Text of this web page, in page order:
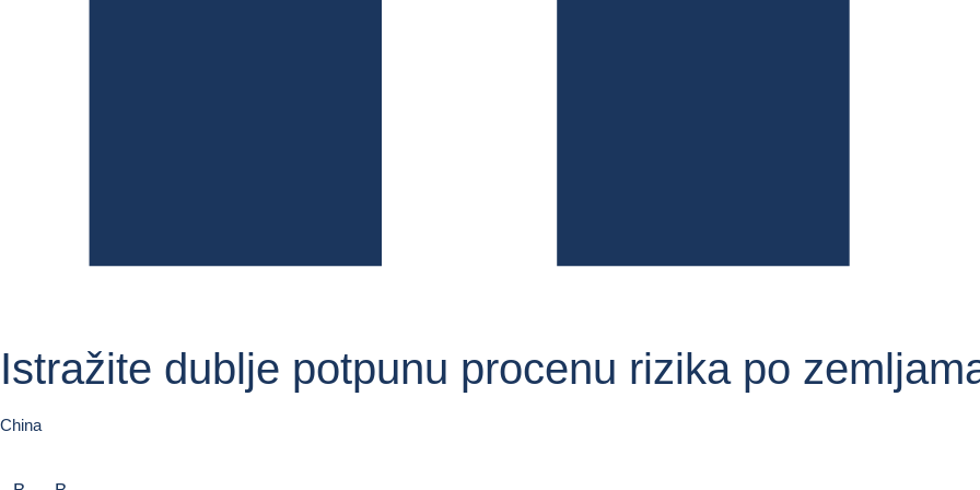
Istražite dublje potpunu procenu rizika po
China